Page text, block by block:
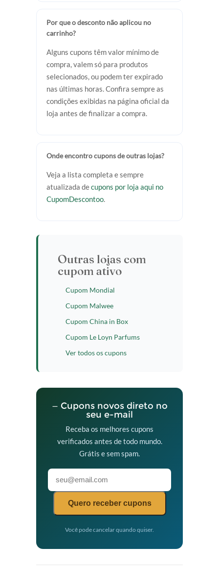
Por que o desconto não aplicou no
carrinho?
Alguns cupons têm valor mínimo de
compra, valem só para produtos
selecionados, ou podem ter expirado
nas últimas horas. Confira sempre as
condições exibidas na página oficial da
loja antes de finalizar a compra.
Onde encontro cupons de outras lojas?
Veja a lista completa e sempre
atualizada decupons por loja aqui no
CupomDescontoo.
Outras lojas com
cupom ativo
Cupom Mondial
Cupom Malwee
Cupom China in Box
Cupom Le Loyn Parfums
Ver todos os cupons
— Cupons novos direto no
seu e-mail
Receba os melhores cupons
verificados antes de todo mundo.
Grátis e sem spam.
Quero receber cupons
Você pode cancelar quando quiser.